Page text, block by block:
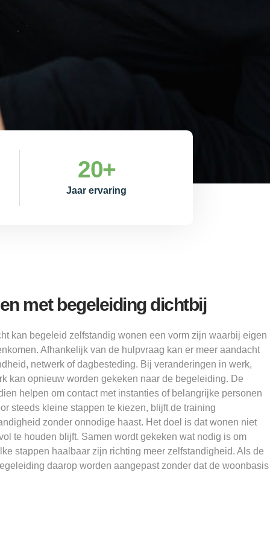
Jaar ervaring
20+
met begeleiding dichtbij
kan begeleid zelfstandig wonen een vorm zijn waarbij eigen
Afhankelijk van de hulpvraag kan er meer aandacht
netwerk of dagbesteding. Bij veranderingen in werk,
kan opnieuw worden gekeken naar de begeleiding. De
helpen om contact met instanties of belangrijke personen
steeds kleine stappen te kiezen, blijft de training
zonder onnodige haast. Het doel is dat wonen niet
te houden blijft. Samen wordt gekeken wat nodig is om
stappen haalbaar zijn richting meer zelfstandigheid. Als de
daarop worden aangepast zonder dat de woonbasis